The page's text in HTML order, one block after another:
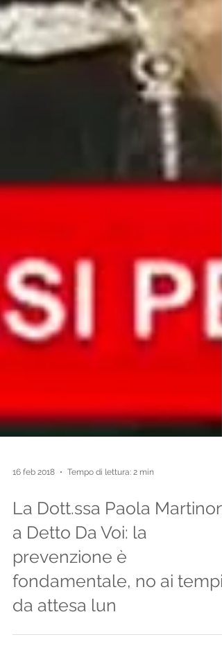
16 feb 2018 Tempo di lettura: 2 min
La Dott.ssa Paola Martinoni
a Detto Da Voi: la
prevenzione è
fondamentale, no ai tempi
da attesa lun